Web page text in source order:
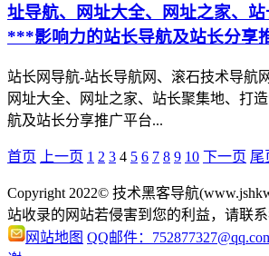
址导航、网址大全、网址之家、
***影响力的站长导航及站长分享
站长网导航-站长导航网、滚石技术导航
网址大全、网址之家、站长聚集地、打
航及站长分享推广平台...
首页 上一页 1 2 3 4 5 6 7 8 9 10 下一页 尾
Copyright 2022© 技术黑客导航
站收录的网站若侵害到您的利益，请联系
网站地图 QQ邮件：